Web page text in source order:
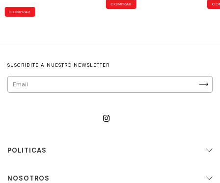
COMPRAR
COMPRAR
SUSCRIBITE A NUESTRO NEWSLETTER
POLITICAS
NOSOTROS